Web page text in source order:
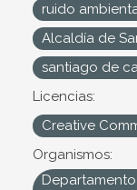
ruido
Alcaldía de
santiago de
Licencias:
Creative
Organismos: